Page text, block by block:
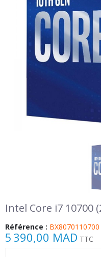
Intel Core i7 10700
Référence : BX8070110700
5 390,00 MAD TTC